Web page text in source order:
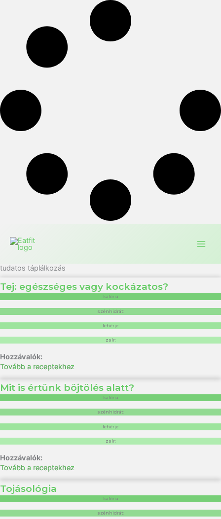
tudatos táplálkozás
Tej: egészséges vagy kockázatos?
kalória
szénhidrát:
fehérje
zsír:
Tovább a receptekhez
Mit is értünk böjtölés alatt?
kalória
szénhidrát:
fehérje
zsír:
Tovább a receptekhez
Tojásológia
kalória
szénhidrát: